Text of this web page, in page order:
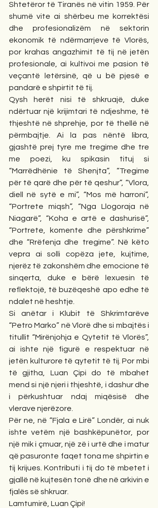
Shtetëror të Tiranës në vitin 1959. Për
shumë vite ai shërbeu me korrektësi
dhe profesionalizëm në sektorin
ekonomik të ndërmarrjeve të Vlorës,
por krahas angazhimit të tij në jetën
profesionale, ai kultivoi me pasion të
veçantë letërsinë, që u bë pjesë e
pandarë e shpirtit të tij.
Qysh herët nisi të shkruajë, duke
ndërtuar një krijimtari të ndjeshme, të
thjeshtë në shprehje, por të thellë në
përmbajtje. Ai la pas nëntë libra,
gjashtë prej tyre me tregime dhe tre
me poezi, ku spikasin tituj si
“Marrëdhënie të Shenjta”, “Tregime
për të qarë dhe për të qeshur”, “Vlora,
diell në sytë e mi”, “Mos më harroni”,
“Portrete miqsh”, “Nga Llogoraja në
Niagarë”, “Koha e artë e dashurisë”,
“Portrete, komente dhe përshkrime”
dhe “Rrëfenja dhe tregime”. Në këto
vepra ai solli copëza jete, kujtime,
njerëz të zakonshëm dhe emocione të
sinqerta, duke e bërë lexuesin të
reflektojë, të buzëqeshë apo edhe të
ndalet në heshtje.
Si anëtar i Klubit të Shkrimtarëve
“Petro Marko” në Vlorë dhe si mbajtës i
titullit “Mirënjohja e Qytetit të Vlorës”,
ai ishte një figurë e respektuar në
jetën kulturore të qytetit të tij. Por mbi
të gjitha, Luan Çipi do të mbahet
mend si një njeri i thjeshtë, i dashur dhe
i përkushtuar ndaj miqësisë dhe
vlerave njerëzore.
Për ne, në “Fjala e Lirë” Londër, ai nuk
ishte vetëm një bashkëpunëtor, por
një mik i çmuar, një zë i urtë dhe i matur
që pasuronte faqet tona me shpirtin e
tij krijues. Kontributi i tij do të mbetet i
gjallë në kujtesën tonë dhe në arkivin e
fjalës së shkruar.
Lamtumirë, Luan Çipi!